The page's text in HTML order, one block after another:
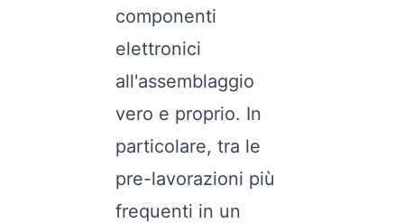
componenti
elettronici
all'assemblaggio
vero e proprio. In
particolare, tra le
pre-lavorazioni più
frequenti in un